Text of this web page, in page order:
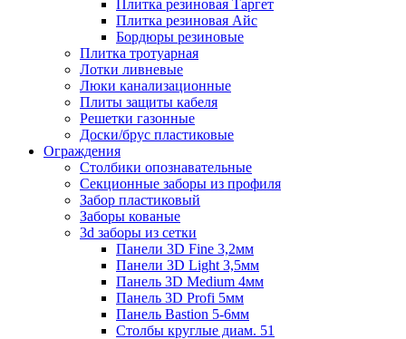
Плитка резиновая Таргет
Плитка резиновая Айс
Бордюры резиновые
Плитка тротуарная
Лотки ливневые
Люки канализационные
Плиты защиты кабеля
Решетки газонные
Доски/брус пластиковые
Ограждения
Столбики опознавательные
Секционные заборы из профиля
Забор пластиковый
Заборы кованые
3d заборы из сетки
Панели 3D Fine 3,2мм
Панели 3D Light 3,5мм
Панель 3D Medium 4мм
Панель 3D Profi 5мм
Панель Bastion 5-6мм
Столбы круглые диам. 51